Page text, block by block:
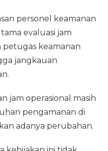
personel keamanan
evaluasi jam
petugas keamanan
jangkauan
jam operasional masih
pengamanan di
adanya perubahan.